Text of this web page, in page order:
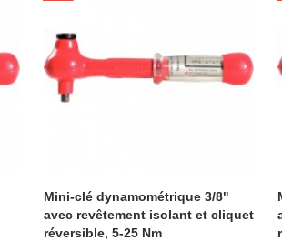
Mini-clé dynamométrique 3/8"
avec revêtement isolant et cliquet
réversible, 5-25 Nm